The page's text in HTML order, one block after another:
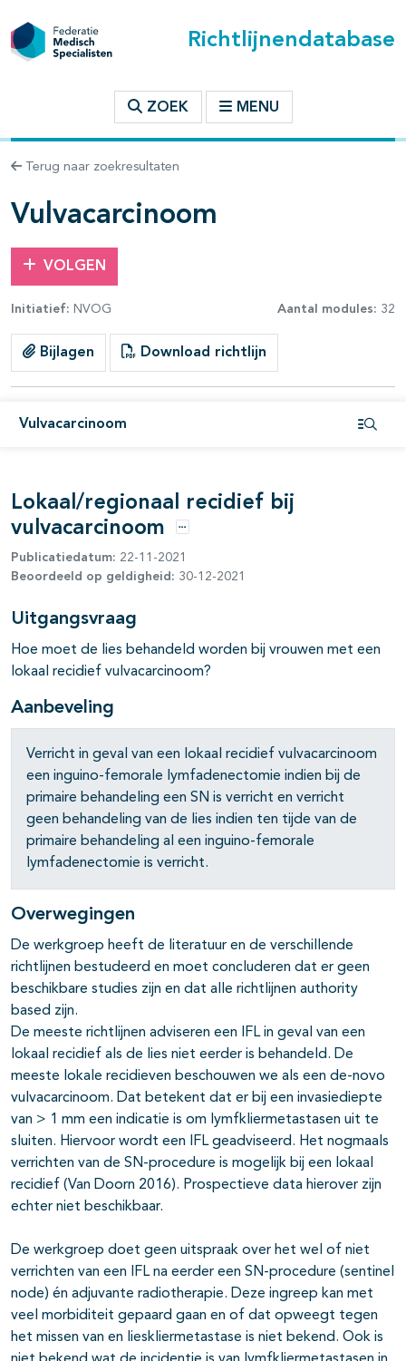
Richtlijnendatabase
ZOEK MENU
Terug naar zoekresultaten
Vulvacarcinoom
VOLGEN
Initiatief: NVOG Aantal modules: 32
Bijlagen Download richtlijn
Vulvacarcinoom
binnen deze richtlijn
open- en dichtklappen
open- en dichtklappen
open- en dichtklappen
Lokaal/regionaal recidief bij
vulvacarcinoom
Opties
Publicatiedatum: 22-11-2021
Beoordeeld op geldigheid: 30-12-2021
Uitgangsvraag
Hoe moet de lies behandeld worden bij vrouwen met een
lokaal recidief vulvacarcinoom?
Aanbeveling
Verricht in geval van een lokaal recidief vulvacarcinoom
een inguino-femorale lymfadenectomie indien bij de
primaire behandeling een SN is verricht en verricht
geen behandeling van de lies indien ten tijde van de
primaire behandeling al een inguino-femorale
lymfadenectomie is verricht.
Overwegingen
De werkgroep heeft de literatuur en de verschillende
richtlijnen bestudeerd en moet concluderen dat er geen
beschikbare studies zijn en dat alle richtlijnen authority
based zijn.
De meeste richtlijnen adviseren een IFL in geval van een
lokaal recidief als de lies niet eerder is behandeld. De
meeste lokale recidieven beschouwen we als een de-novo
vulvacarcinoom. Dat betekent dat er bij een invasiediepte
van > 1 mm een indicatie is om lymfkliermetastasen uit te
sluiten. Hiervoor wordt een IFL geadviseerd. Het nogmaals
verrichten van de SN-procedure is mogelijk bij een lokaal
recidief (Van Doorn 2016). Prospectieve data hierover zijn
echter niet beschikbaar.
De werkgroep doet geen uitspraak over het wel of niet
verrichten van een IFL na eerder een SN-procedure (sentinel
node) én adjuvante radiotherapie. Deze ingreep kan met
veel morbiditeit gepaard gaan en of dat opweegt tegen
het missen van en lieskliermetastase is niet bekend. Ook is